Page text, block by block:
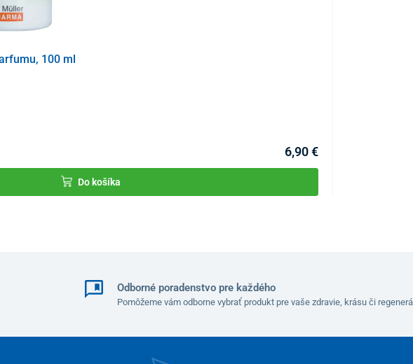
100 ml
6,90 €
Do košíka
Odborné poradenstvo pre každého
Pomôžeme vám odborne vybrať produkt pre vaše zdravie, krásu či